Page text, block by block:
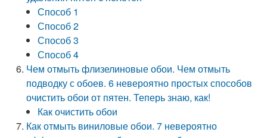
Способ 1
Способ 2
Способ 3
Способ 4
Чем отмыть флизелиновые обои. Чем отмыть
подводку с обоев. 6 невероятно простых способов
очистить обои от пятен. Теперь знаю, как!
Как очистить обои
Как отмыть виниловые обои. 7 невероятно